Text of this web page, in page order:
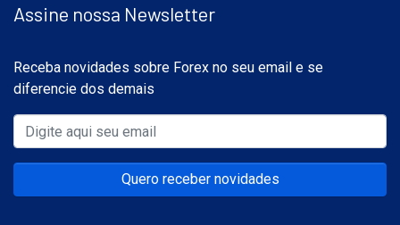
Assine nossa Newsletter
Receba novidades sobre Forex no seu email e se
diferencie dos demais
Quero receber novidades